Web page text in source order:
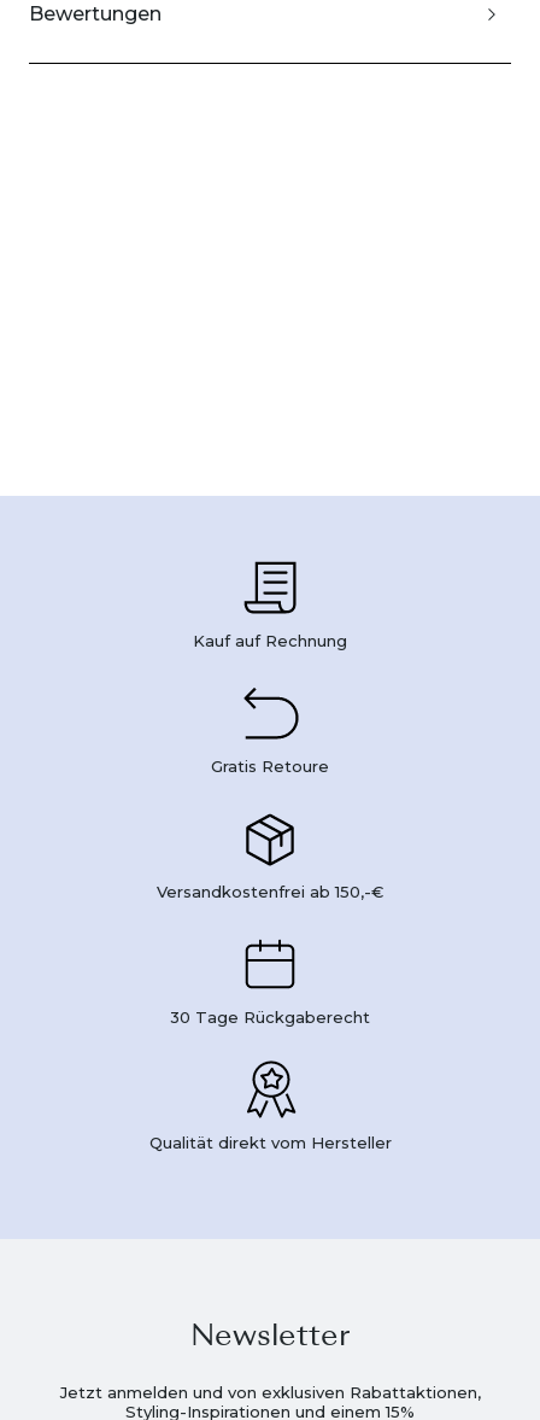
Bewertungen
Kauf auf Rechnung
Gratis Retoure
Versandkostenfrei ab 150,-€
30 Tage Rückgaberecht
Qualität direkt vom Hersteller
Newsletter
Jetzt anmelden und von exklusiven Rabattaktionen,
Styling-Inspirationen und einem 15%